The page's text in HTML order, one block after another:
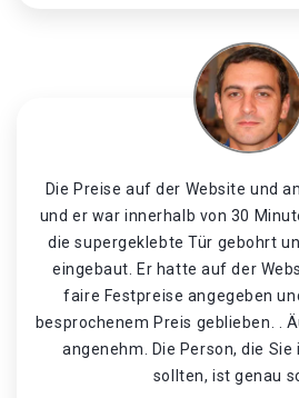
Die Preise auf der Website und
und er war innerhalb von 30
die supergeklebte Tür gebohrt
eingebaut. Er hatte auf der
faire Festpreise angegeben
besprochenem Preis geblieben. .
angenehm. Die Person, die
sollten, ist genau